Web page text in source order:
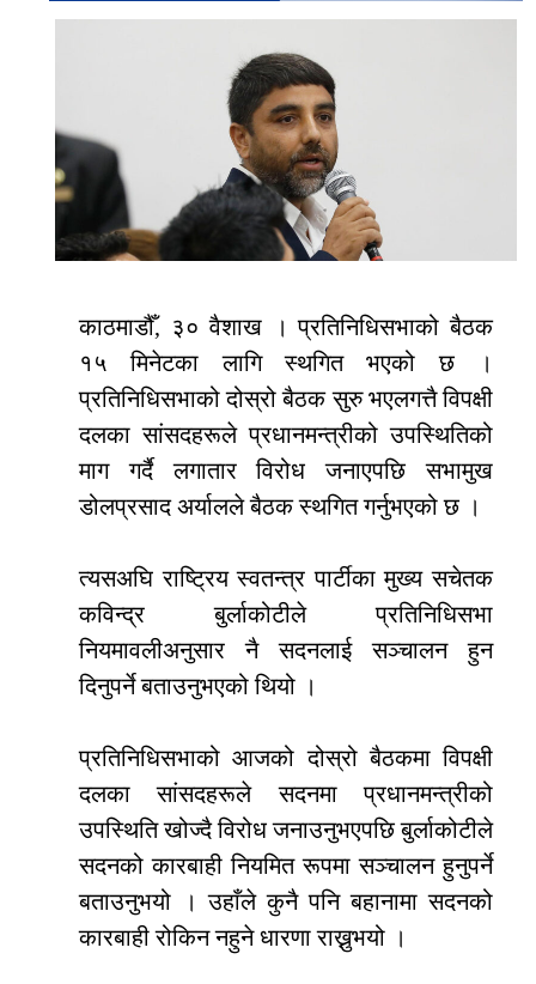
काठमाडौँ, ३० वैशाख । प्रतिनिधिसभाको बैठक
१५ मिनेटका लागि स्थगित भएको छ ।
प्रतिनिधिसभाको दोस्रो बैठक सुरु भएलगत्तै विपक्षी
दलका सांसदहरूले प्रधानमन्त्रीको उपस्थितिको
माग गर्दै लगातार विरोध जनाएपछि सभामुख
डोलप्रसाद अर्यालले बैठक स्थगित गर्नुभएको छ ।
त्यसअघि राष्ट्रिय स्वतन्त्र पार्टीका मुख्य सचेतक
कविन्द्र बुर्लाकोटीले प्रतिनिधिसभा
नियमावलीअनुसार नै सदनलाई सञ्चालन हुन
दिनुपर्ने बताउनुभएको थियो ।
प्रतिनिधिसभाको आजको दोस्रो बैठकमा विपक्षी
दलका सांसदहरूले सदनमा प्रधानमन्त्रीको
उपस्थिति खोज्दै विरोध जनाउनुभएपछि बुर्लाकोटीले
सदनको कारबाही नियमित रूपमा सञ्चालन हुनुपर्ने
बताउनुभयो । उहाँले कुनै पनि बहानामा सदनको
कारबाही रोकिन नहुने धारणा राख्नुभयो ।